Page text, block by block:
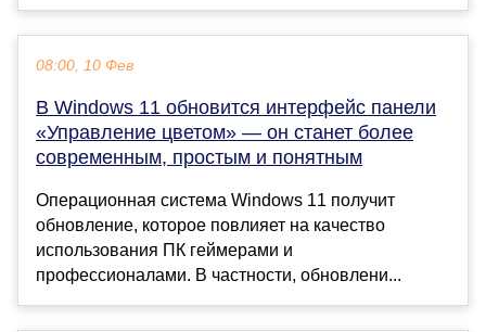
08:00, 10 Фев
В Windows 11 обновится интерфейс панели
«Управление цветом» — он станет более
современным, простым и понятным
Операционная система Windows 11 получит
обновление, которое повлияет на качество
использования ПК геймерами и
профессионалами. В частности, обновлени...